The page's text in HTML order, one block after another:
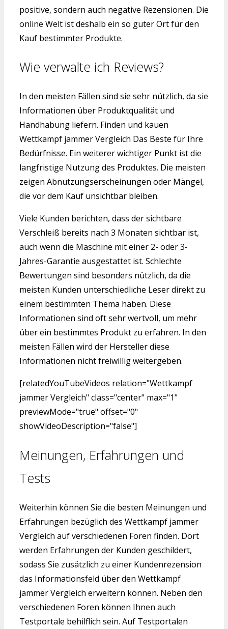
positive, sondern auch negative Rezensionen. Die
online Welt ist deshalb ein so guter Ort für den
Kauf bestimmter Produkte.
Wie verwalte ich Reviews?
In den meisten Fällen sind sie sehr nützlich, da sie
Informationen über Produktqualität und
Handhabung liefern. Finden und kauen
Wettkampf jammer Vergleich Das Beste für Ihre
Bedürfnisse. Ein weiterer wichtiger Punkt ist die
langfristige Nutzung des Produktes. Die meisten
zeigen Abnutzungserscheinungen oder Mängel,
die vor dem Kauf unsichtbar bleiben.
Viele Kunden berichten, dass der sichtbare
Verschleiß bereits nach 3 Monaten sichtbar ist,
auch wenn die Maschine mit einer 2- oder 3-
Jahres-Garantie ausgestattet ist. Schlechte
Bewertungen sind besonders nützlich, da die
meisten Kunden unterschiedliche Leser direkt zu
einem bestimmten Thema haben. Diese
Informationen sind oft sehr wertvoll, um mehr
über ein bestimmtes Produkt zu erfahren. In den
meisten Fällen wird der Hersteller diese
Informationen nicht freiwillig weitergeben.
[relatedYouTubeVideos relation="Wettkampf
jammer Vergleich" class="center" max="1"
previewMode="true" offset="0"
showVideoDescription="false"]
Meinungen, Erfahrungen und
Tests
Weiterhin können Sie die besten Meinungen und
Erfahrungen bezüglich des Wettkampf jammer
Vergleich auf verschiedenen Foren finden. Dort
werden Erfahrungen der Kunden geschildert,
sodass Sie zusätzlich zu einer Kundenrezension
das Informationsfeld über den Wettkampf
jammer Vergleich erweitern können. Neben den
verschiedenen Foren können Ihnen auch
Testportale behilflich sein. Auf Testportalen